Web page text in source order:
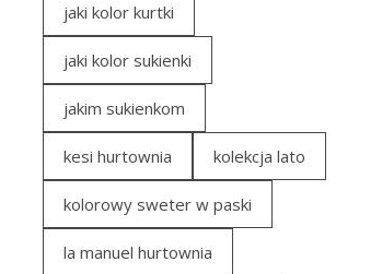
jaki kolor kurtki
jaki kolor sukienki
jakim sukienkom
kesi hurtownia kolekcja lato
kolorowy sweter w paski
la manuel hurtownia